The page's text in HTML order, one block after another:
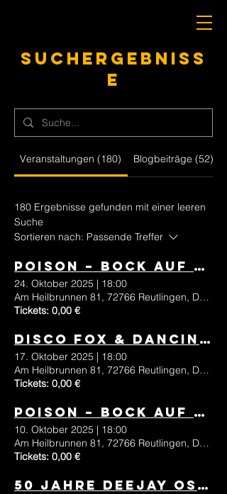
Suchergebniss
e
Veranstaltungen (180) Blogbeiträge (52)
180 Ergebnisse gefunden mit einer leeren
Suche
Sortieren nach: Passende Treffer
Poison – BOCK AUF ROCK // Oktober
24. Oktober 2025 | 18:00
Am Heilbrunnen 81, 72766 Reutlingen,
Tickets: 0,00 €
Disco Fox & Dancing Night im Oktober
17. Oktober 2025 | 18:00
Am Heilbrunnen 81, 72766 Reutlingen,
Tickets: 0,00 €
Poison – BOCK AUF ROCK // Oktober
10. Oktober 2025 | 18:00
Am Heilbrunnen 81, 72766 Reutlingen,
Tickets: 0,00 €
50 Jahre DEEJAY OSSI HÜTTEN GAUDI EXPRESS